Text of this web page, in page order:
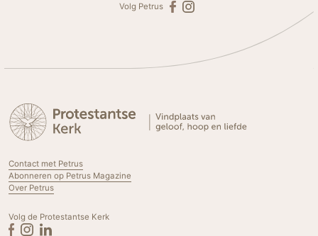
Volg Petrus
Contact met Petrus
Abonneren op Petrus Magazine
Over Petrus
Volg de Protestantse Kerk